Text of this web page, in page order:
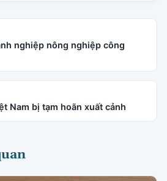
nghiệp nông nghiệp công
Nam bị tạm hoãn xuất cảnh